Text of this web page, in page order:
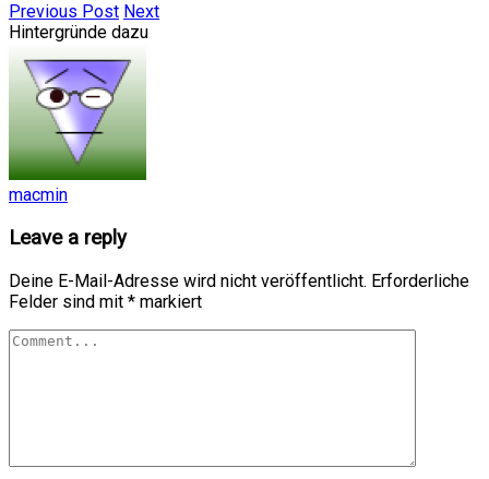
Previous Post Next
Hintergründe dazu
macmin
Leave a reply
Deine E-Mail-Adresse wird nicht veröffentlicht. Erforderliche
Felder sind mit * markiert